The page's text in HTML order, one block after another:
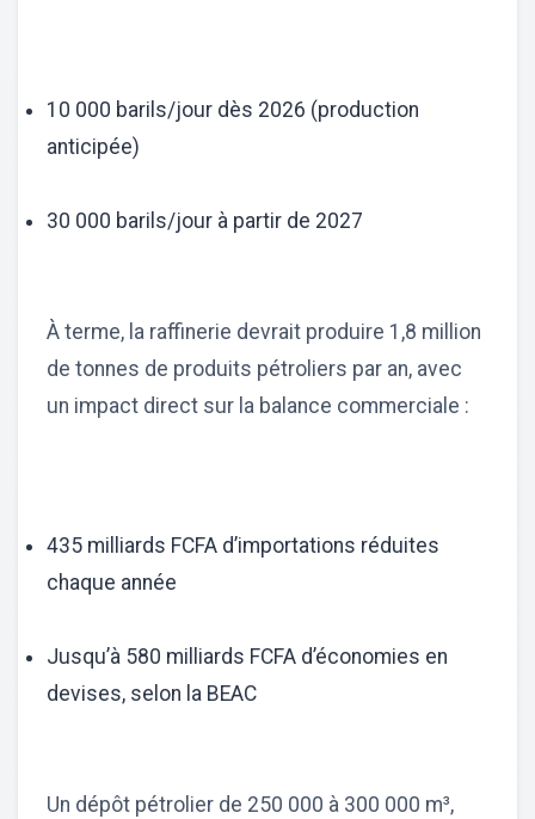
10 000 barils/jour dès 2026 (production
anticipée)
30 000 barils/jour à partir de 2027
À terme, la raffinerie devrait produire 1,8 million
de tonnes de produits pétroliers par an, avec
un impact direct sur la balance commerciale :
435 milliards FCFA d’importations réduites
chaque année
Jusqu’à 580 milliards FCFA d’économies en
devises, selon la BEAC
Un dépôt pétrolier de 250 000 à 300 000 m³,